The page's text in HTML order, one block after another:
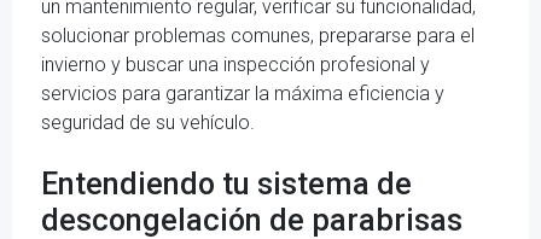
un mantenimiento regular, verificar su funcionalidad,
solucionar problemas comunes, prepararse para el
invierno y buscar una inspección profesional y
servicios para garantizar la máxima eficiencia y
seguridad de su vehículo.
Entendiendo tu sistema de
descongelación de parabrisas